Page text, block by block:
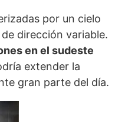
por un cielo
dirección variable.
en el sudeste
extender la
gran parte del día.